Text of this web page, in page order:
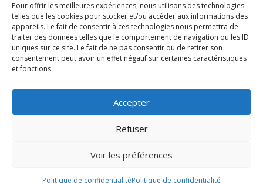
Pour offrir les meilleures expériences, nous utilisons des technologies
telles que les cookies pour stocker et/ou accéder aux informations des
appareils. Le fait de consentir à ces technologies nous permettra de
traiter des données telles que le comportement de navigation ou les ID
uniques sur ce site. Le fait de ne pas consentir ou de retirer son
consentement peut avoir un effet négatif sur certaines caractéristiques
et fonctions.
Accepter
Refuser
Voir les préférences
Politique de confidentialitéPolitique de confidentialité